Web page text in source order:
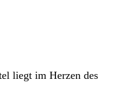
liegt im Herzen des